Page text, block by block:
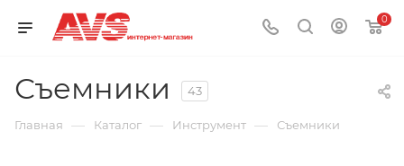
0
Съемники 43
Главная — Каталог — Инструмент — Съемники